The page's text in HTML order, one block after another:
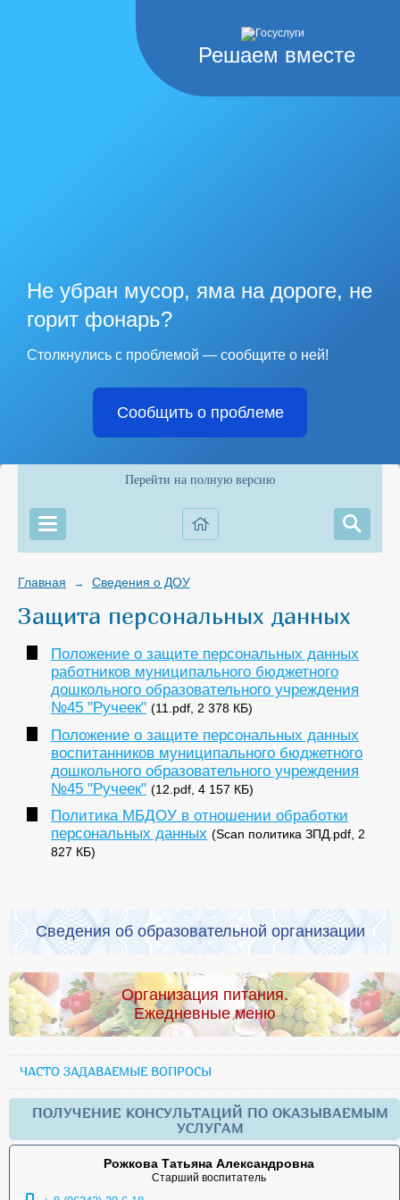
Решаем вместе
Не убран мусор, яма на дороге, не
горит фонарь?
Столкнулись с проблемой — сообщите о ней!
Сообщить о проблеме
Перейти на полную версию
Главная → Сведения о ДОУ
Защита персональных данных
Положение о защите персональных данных
работников муниципального бюджетного
дошкольного образовательного учреждения
№45 "Ручеек" (11.pdf, 2 378 КБ)
Положение о защите персональных данных
воспитанников муниципального бюджетного
дошкольного образовательного учреждения
№45 "Ручеек" (12.pdf, 4 157 КБ)
Политика МБДОУ в отношении обработки
персональных данных (Scan политика ЗПД.pdf, 2
827 КБ)
Сведения об образовательной организации
Организация питания.
Ежедневные меню
ЧАСТО ЗАДАВАЕМЫЕ ВОПРОСЫ
ПОЛУЧЕНИЕ КОНСУЛЬТАЦИЙ ПО ОКАЗЫВАЕМЫМ
УСЛУГАМ
Рожкова Татьяна Александровна
Старший воспитатель